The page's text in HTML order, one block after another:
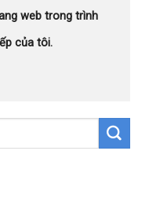
web trong trình
của tôi.